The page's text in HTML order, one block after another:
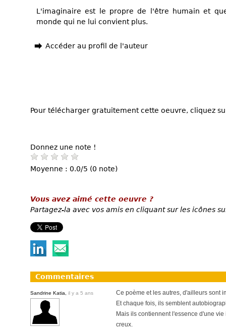
L'imaginaire est le propre de l'être humain et
monde qui ne lui convient plus.
Accéder au profil de l'auteur
Pour télécharger gratuitement cette oeuvre, cliquez
Donnez une note !
Moyenne : 0.0/5 (0 note)
Vous avez aimé cette oeuvre ?
Partagez-la avec vos amis en cliquant sur les icônes
Commentaires
Sandrine Katia, il y a 5 ans
Ce poème et les autres, d'ailleurs sont
Et chaque fois, ils semblent
Mais ils contiennent l'essence d'une
creux.